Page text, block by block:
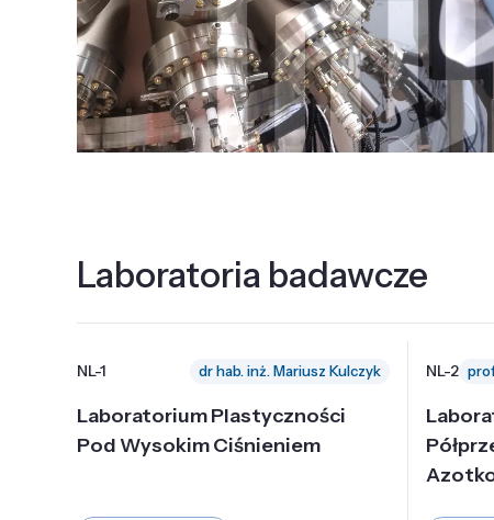
Laboratoria badawcze
NL-1 dr hab. inż. Mariusz Kulczyk
Laboratorium Plastyczności
Pod Wysokim Ciśnieniem
NL-2